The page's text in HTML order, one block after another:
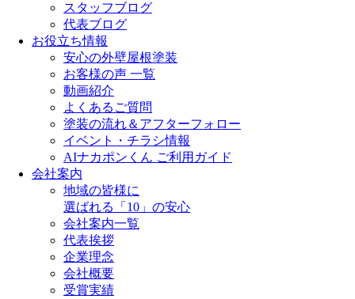
スタッフブログ
代表ブログ
お役立ち情報
安心の外壁屋根塗装
お客様の声 一覧
動画紹介
よくあるご質問
塗装の流れ＆アフターフォロー
イベント・チラシ情報
AIナカポンくん ご利用ガイド
会社案内
地域の皆様に
選ばれる「10」の安心
会社案内一覧
代表挨拶
企業理念
会社概要
受賞実績